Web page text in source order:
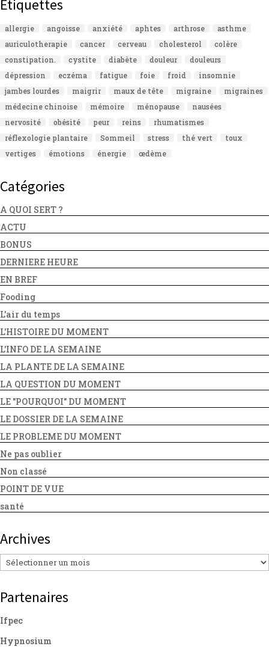
Étiquettes
allergie angoisse anxiété aphtes arthrose
asthme
auriculotherapie
cancer cerveau cholesterol
colère
constipation.
cystite diabète douleur
douleurs
dépression
eczéma fatigue foie froid
insomnie
jambes lourdes
maigrir maux de tête migraine
migraines
médecine chinoise
mémoire ménopause
nausées
nervosité
obésité peur reins
rhumatismes
réflexologie plantaire
Sommeil stress thé vert
toux
vertiges
émotions énergie œdème
Catégories
A QUOI SERT ?
ACTU
BONUS
DERNIERE HEURE
EN BREF
Fooding
L'air du temps
L'HISTOIRE DU MOMENT
L'INFO DE LA SEMAINE
LA PLANTE DE LA SEMAINE
LA QUESTION DU MOMENT
LE "POURQUOI" DU MOMENT
LE DOSSIER DE LA SEMAINE
LE PROBLEME DU MOMENT
Ne pas oublier
Non classé
POINT DE VUE
santé
Archives
Archives
Partenaires
Ifpec
Hypnosium